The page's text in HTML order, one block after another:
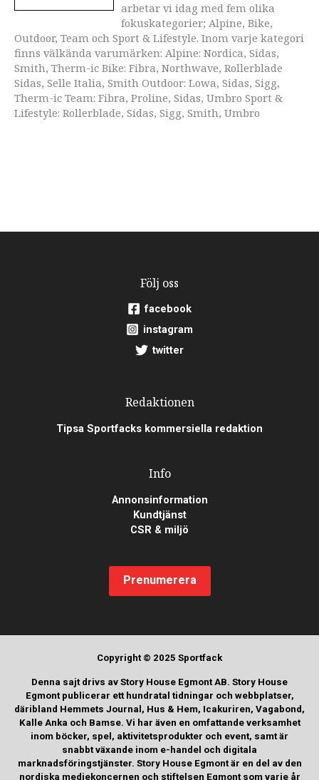
arbetar vi idag med fem olika
fokuskategorier; Alpine, Bike,
Outdoor, Team och Sport & Lifestyle. Inom varje kategori
finns välkända varumärken: Alpine: Nordica, Sidas,
Smith, Therm-ic Bike: Fibra, Northwave, Rollerblade
Sidas, Selle Italia, Smith Outdoor: Lowa, Sidas, Sigg,
Therm-ic Team: Fibra, Proline, Sidas, Umbro Sport &
Lifestyle: Rollerblade, Sidas, Sigg, Smith, Umbro
Följ oss
facebook
instagram
twitter
Redaktionen
Tipsa Sportfacks kommersiella redaktion
Info
Annonsinformation
Kundtjänst
CSR & miljö
Prenumerera
Copyright © 2025 Sportfack
Denna sajt drivs av Story House Egmont AB. Story House
Egmont publicerar ett hundratal tidningar och webbplatser,
däribland Hemmets Journal, Hus & Hem, Icakuriren, Vagabond,
Kalle Anka och Bamse. Vi har även en omfattande verksamhet
inom böcker, spel, aktivitetsprodukter och event, samt är
snabbt växande inom e-handel och digitala
marknadsföringstjänster. Story House Egmont är en del av den
nordiska mediekoncernen och stiftelsen Egmont som varje år